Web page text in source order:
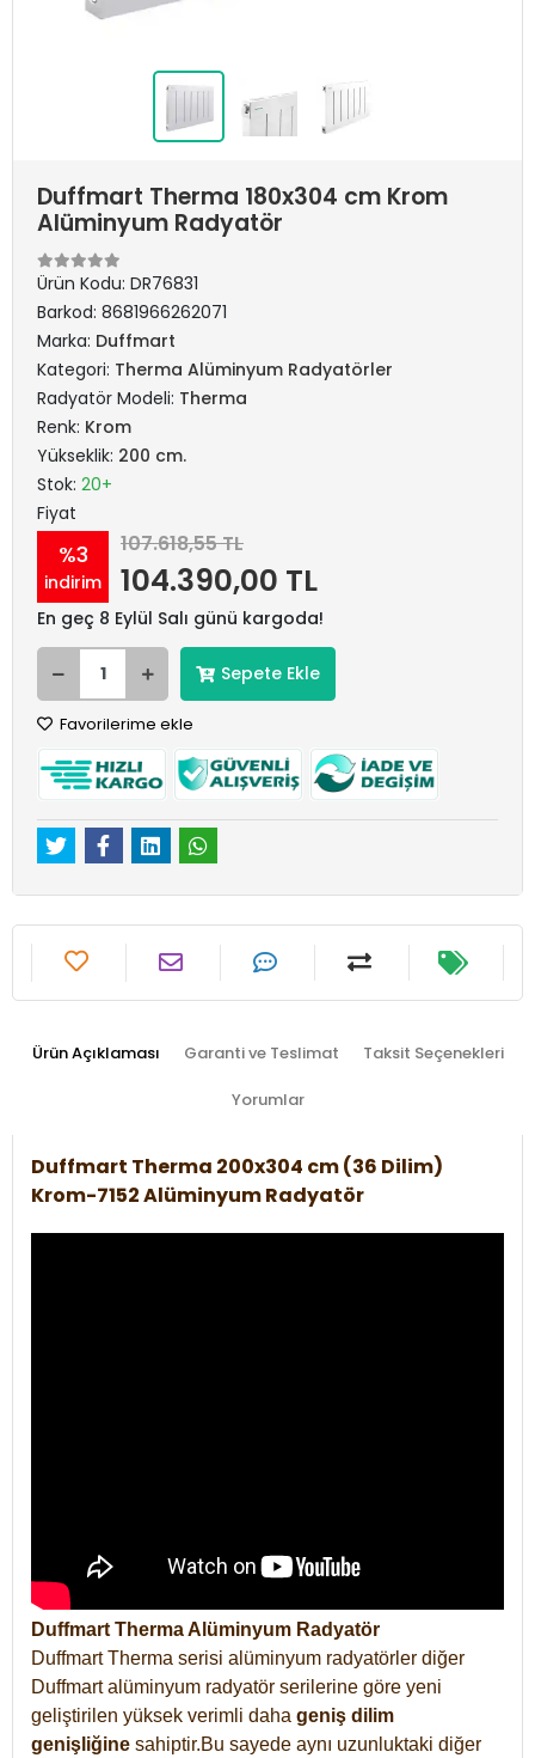
Duffmart Therma 180x304 cm Krom
Alüminyum Radyatör
Ürün Kodu: DR76831
Barkod: 8681966262071
Marka: Duffmart
Kategori: Therma Alüminyum Radyatörler
Radyatör Modeli: Therma
Renk: Krom
Yükseklik: 200 cm.
Stok: 20+
Fiyat
%3
indirim
107.618,55 TL
104.390,00 TL
En geç 8 Eylül Salı günü kargoda!
Sepete Ekle
Favorilerime ekle
Ürün Açıklaması Garanti ve Teslimat Taksit Seçenekleri
Yorumlar
Duffmart Therma 200x304 cm (36 Dilim)
Krom-7152 Alüminyum Radyatör
Duffmart Therma Alüminyum Radyatör
Duffmart Therma serisi alüminyum radyatörler diğer
Duffmart alüminyum radyatör serilerine göre yeni
geliştirilen yüksek verimli daha geniş dilim
genişliğine sahiptir.Bu sayede aynı uzunluktaki diğer